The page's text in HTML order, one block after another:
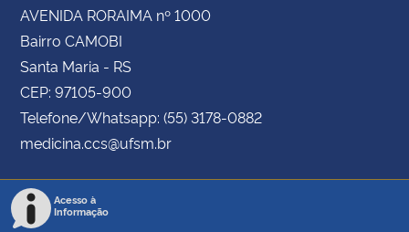
AVENIDA RORAIMA nº 1000
Bairro CAMOBI
Santa Maria - RS
CEP: 97105-900
Telefone/Whatsapp: (55) 3178-0882
medicina.ccs@ufsm.br
Acesso à
Informação